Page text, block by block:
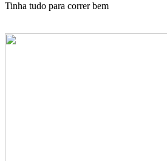
Tinha tudo para correr bem